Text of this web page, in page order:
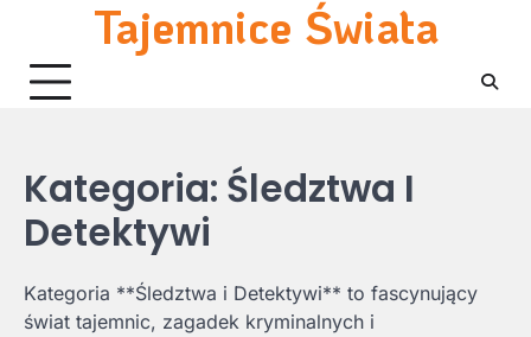
content
Tajemnice Świata
Kategoria: Śledztwa I
Detektywi
Kategoria **Śledztwa i Detektywi** to fascynujący
świat tajemnic, zagadek kryminalnych i